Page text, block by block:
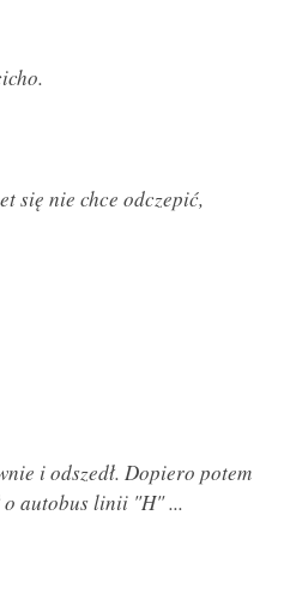
się nie chce odczepić,
i odszedł. Dopiero potem
o autobus linii "H" ...